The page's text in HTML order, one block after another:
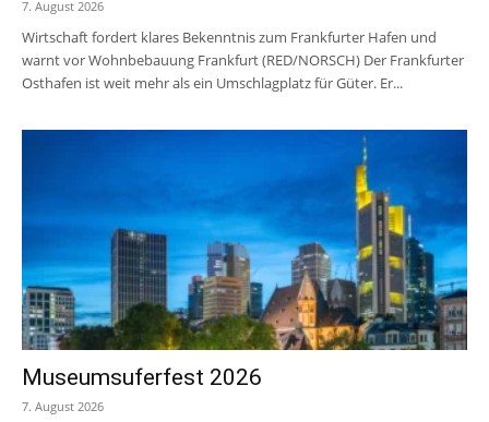
7. August 2026
Wirtschaft fordert klares Bekenntnis zum Frankfurter Hafen und
warnt vor Wohnbebauung Frankfurt (RED/NORSCH) Der Frankfurter
Osthafen ist weit mehr als ein Umschlagplatz für Güter. Er...
Museumsuferfest 2026
7. August 2026